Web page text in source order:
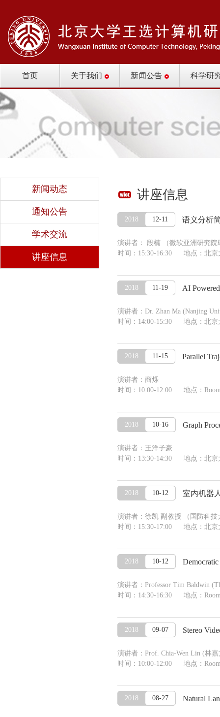
首页 关于我们 新闻公告 科学研
讲座信息
2018 12-11 语义分析
演讲者： 段楠 （微软亚洲研究院
时间：15:30-16:30 地点：北京
2018 11-19 AI
演讲者：Dr. Zhan Ma (Nanjing
时间：14:00-15:30 地点：北京
2018 11-15 Parallel
演讲者：商烁
时间：10:00-12:00 地点：
2018 10-16 Graph
演讲者：王洋子豪
时间：13:30-14:30 地点：北京
2018 10-12 室内机器
演讲者：徐凯 副教授 （国防科技
时间：15:30-17:00 地点：北京
2018 10-12 Democratic
演讲者：Professor Tim Baldwin
时间：14:30-16:30 地点：
2018 09-07 Stereo
演讲者：Prof. Chia-Wen Lin (林
时间：10:00-12:00 地点：
2018 08-27 Natural
新闻动态
通知公告
学术交流
讲座信息